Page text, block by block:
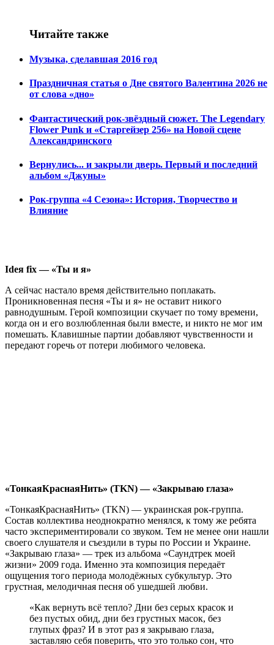
Читайте также
Музыка, сделавшая 2016 год
Праздничная статья о Дне святого Валентина 2026 не
от слова «дно»
Фантастический рок-звёздный сюжет. The Legendary
Flower Punk и «Старгейзер 256» на Новой сцене
Александринского
Вернулись... и закрыли дверь. Первый и последний
альбом «Джуны»
Рок-группа «4 Сезона»: История, Творчество и
Влияние
Ideя fix —«Ты и я»
А сейчас настало время действительно поплакать.
Проникновенная песня «Ты и я» не оставит никого
равнодушным. Герой композиции скучает по тому времени,
когда он и его возлюбленная были вместе, и никто не мог им
помешать. Клавишные партии добавляют чувственности и
передают горечь от потери любимого человека.
«ТонкаяКраснаяНить» (TKN) — «Закрываю глаза»
«ТонкаяКраснаяНить» (TKN) — украинская рок-группа.
Состав коллектива неоднократно менялся, к тому же ребята
часто экспериментировали со звуком. Тем не менее они нашли
своего слушателя и съездили в туры по России и Украине.
«Закрываю глаза» — трек из альбома «Саундтрек моей
жизни» 2009 года. Именно эта композиция передаёт
ощущения того периода молодёжных субкультур. Это
грустная, мелодичная песня об ушедшей любви.
«Как вернуть всё тепло? Дни без серых красок и
без пустых обид, дни без грустных масок, без
глупых фраз? И в этот раз я закрываю глаза,
заставляю себя поверить, что это только сон, что